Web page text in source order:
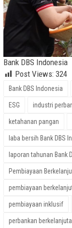
Bank DBS Indonesia
Post Views: 324
Bank DBS Indonesia
ESG industri
ketahanan pangan
laba bersih Bank DBS
laporan tahunan Bank
Pembiayaan
pembiayaan
pembiayaan inklusif
perbankan